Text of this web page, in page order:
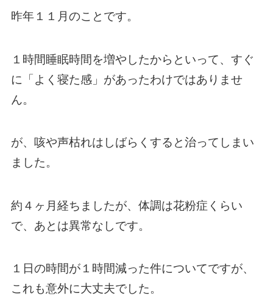
昨年１１月のことです。
１時間睡眠時間を増やしたからといって、すぐ
に「よく寝た感」があったわけではありませ
ん。
が、咳や声枯れはしばらくすると治ってしまい
ました。
約４ヶ月経ちましたが、体調は花粉症くらい
で、あとは異常なしです。
１日の時間が１時間減った件についてですが、
これも意外に大丈夫でした。